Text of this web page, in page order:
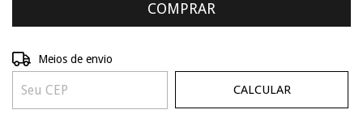
Entregas para o CEP:
Meios de envio
CALCULAR